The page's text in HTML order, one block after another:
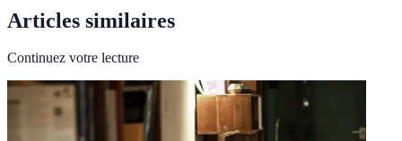
Articles similaires
Continuez votre lecture